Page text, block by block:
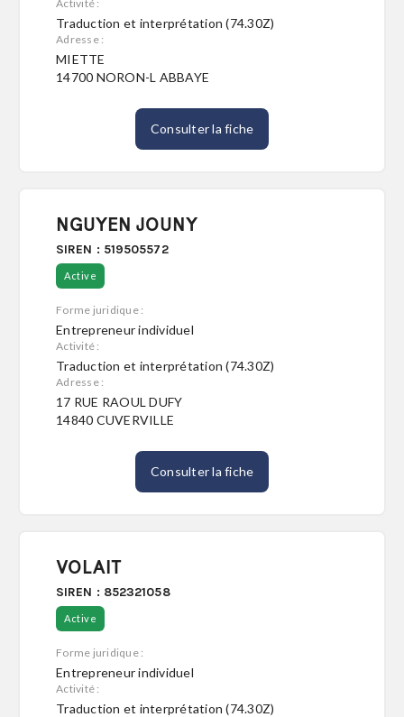
Activité :
Traduction et interprétation (74.30Z)
Adresse :
MIETTE
14700 NORON-L ABBAYE
Consulter la fiche
NGUYEN JOUNY
SIREN : 519505572
Active
Forme juridique :
Entrepreneur individuel
Activité :
Traduction et interprétation (74.30Z)
Adresse :
17 RUE RAOUL DUFY
14840 CUVERVILLE
Consulter la fiche
VOLAIT
SIREN : 852321058
Active
Forme juridique :
Entrepreneur individuel
Activité :
Traduction et interprétation (74.30Z)